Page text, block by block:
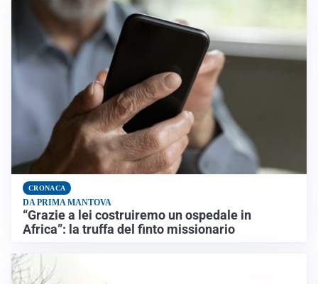
CRONACA
DA PRIMA MANTOVA
“Grazie a lei costruiremo un ospedale in
Africa”: la truffa del finto missionario